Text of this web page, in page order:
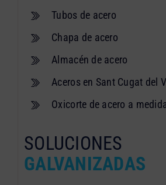
Tubos de acero
Chapa de acero
Almacén de acero
Aceros en Sant Cugat del
Oxicorte de acero a
SOLUCIONES
GALVANIZADAS